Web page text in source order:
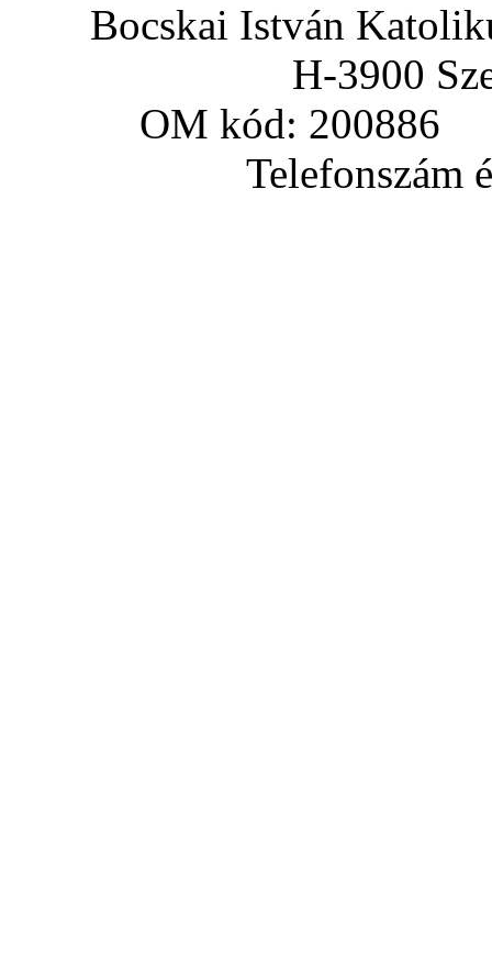
Bocskai István
H-3900
OM kód: 200886
Telefonszám